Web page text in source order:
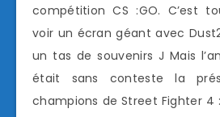
compétition CS :GO. C’est
voir un écran géant avec
un tas de souvenirs J Mais
était sans conteste la
champions de Street Fighter